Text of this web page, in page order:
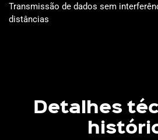
Transmissão de dados sem
distâncias
Detalhes